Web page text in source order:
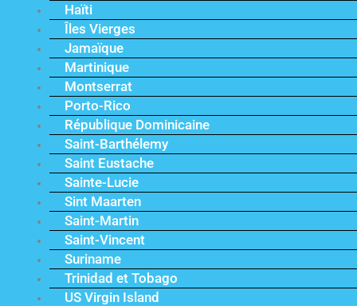
Haïti
Îles Vierges
Jamaïque
Martinique
Montserrat
Porto-Rico
République Dominicaine
Saint-Barthélemy
Saint Eustache
Sainte-Lucie
Sint Maarten
Saint-Martin
Saint-Vincent
Suriname
Trinidad et Tobago
US Virgin Island